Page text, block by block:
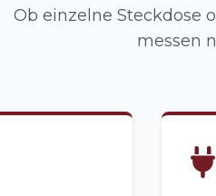
Ob einzelne Steckdose
messen